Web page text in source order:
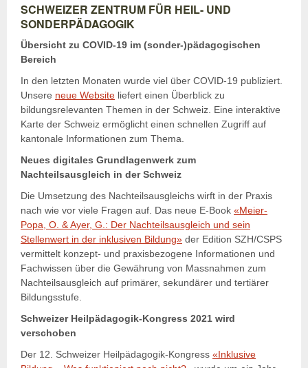
SCHWEIZER ZENTRUM FÜR HEIL- UND
SONDERPÄDAGOGIK
Übersicht zu COVID-19 im (sonder-)pädagogischen
Bereich
In den letzten Monaten wurde viel über COVID-19 publiziert.
Unsere neue Website liefert einen Überblick zu
bildungsrelevanten Themen in der Schweiz. Eine interaktive
Karte der Schweiz ermöglicht einen schnellen Zugriff auf
kantonale Informationen zum Thema.
Neues digitales Grundlagenwerk zum
Nachteilsausgleich in der Schweiz
Die Umsetzung des Nachteilsausgleichs wirft in der Praxis
nach wie vor viele Fragen auf. Das neue E-Book «Meier-
Popa, O. & Ayer, G.: Der Nachteilsausgleich und sein
Stellenwert in der inklusiven Bildung» der Edition SZH/CSPS
vermittelt konzept- und praxisbezogene Informationen und
Fachwissen über die Gewährung von Massnahmen zum
Nachteilsausgleich auf primärer, sekundärer und tertiärer
Bildungsstufe.
Schweizer Heilpädagogik-Kongress 2021 wird
verschoben
Der 12. Schweizer Heilpädagogik-Kongress «Inklusive